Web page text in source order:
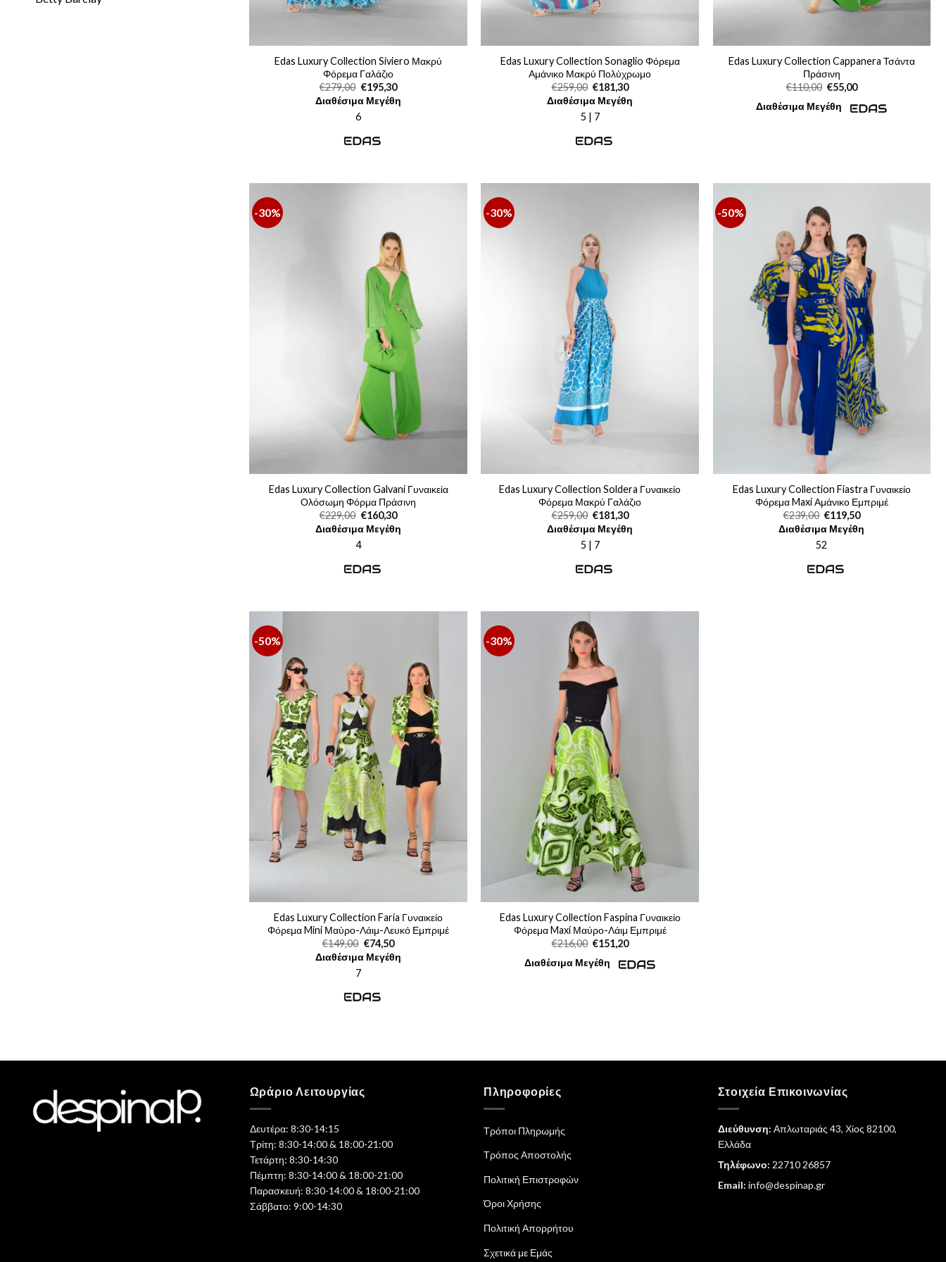
Edas Luxury Collection Siviero Μακρύ
Φόρεμα Γαλάζιο
€279,00 Original
price
was:
€279,00.
€195,30Η
τιμή
Διαθέσιμα Μεγέθη
6
Edas Luxury Collection Sonaglio Φόρεμα
Αμάνικο Μακρύ Πολύχρωμο
€259,00 Original
price
was:
€259,00.
€181,30Η
τιμή
Διαθέσιμα Μεγέθη
5 | 7
Edas Luxury Collection Cappanera Τσάντα
Πράσινη
€110,00 Original
price
was:
€110,00.
€55,00Η
τιμή
είναι:
Διαθέσιμα Μεγέθη
-30%
Edas Luxury Collection Galvani Γυναικεία
Ολόσωμη Φόρμα Πράσινη
€229,00 Original
price
was:
€229,00.
€160,30Η
τιμή
Διαθέσιμα Μεγέθη
4
-30%
Edas Luxury Collection Soldera Γυναικείο
Φόρεμα Μακρύ Γαλάζιο
€259,00 Original
price
was:
€259,00.
€181,30Η
τιμή
Διαθέσιμα Μεγέθη
5 | 7
-50%
Edas Luxury Collection Fiastra Γυναικείο
Φόρεμα Maxi Αμάνικο Εμπριμέ
€239,00 Original
price
was:
€239,00.
€119,50Η
τιμή
Διαθέσιμα Μεγέθη
52
-50%
Edas Luxury Collection Faria Γυναικείο
Φόρεμα Mini Μαύρο-Λάιμ-Λευκό Εμπριμέ
€149,00 Original
price
was:
€74,50Η
τρέχουσα
τιμή
Διαθέσιμα Μεγέθη
7
-30%
Edas Luxury Collection Faspina Γυναικείο
Φόρεμα Maxi Μαύρο-Λάιμ Εμπριμέ
€216,00 Original
was:
€216,00.
€151,20Η
τιμή
είναι:
Διαθέσιμα Μεγέθη
Ωράριο Λειτουργίας
Δευτέρα: 8:30-14:15
Τρίτη: 8:30-14:00 & 18:00-21:00
Τετάρτη: 8:30-14:30
Πέμπτη: 8:30-14:00 & 18:00-21:00
Παρασκευή: 8:30-14:00 & 18:00-21:00
Σάββατο: 9:00-14:30
Πληροφορίες
Τρόποι Πληρωμής
Τρόπος Αποστολής
Πολιτική Επιστροφών
Όροι Χρήσης
Πολιτική Απορρήτου
Σχετικά με Εμάς
Στοιχεία Επικοινωνίας
Διεύθυνση: Απλωταριάς 43, Χίος 82100,
Ελλάδα
Τηλέφωνο: 22710 26857
Email: info@despinap.gr